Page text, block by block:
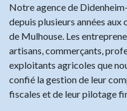
Notre agence de
depuis plusieurs années
de Mulhouse. Les
artisans, commerçants,
exploitants agricoles que
confié la gestion de leur
fiscales et de leur pilotage